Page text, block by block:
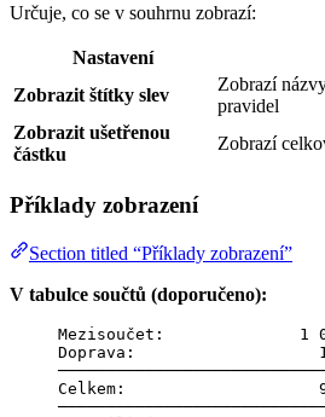
Určuje, co se v souhrnu zobrazí:
Nastavení
Zobrazit štítky slev
Zobrazí
pravidel
Zobrazit ušetřenou
částku
Zobrazí
Příklady zobrazení
Section titled “Příklady zobrazení”
V tabulce součtů (doporučeno):
Mezisoučet:              1
Doprava:
Celkem: